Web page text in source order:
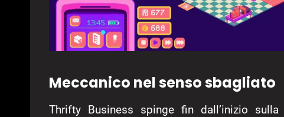
Meccanico nel senso sbagliato
Thrifty Business spinge fin dall’inizio